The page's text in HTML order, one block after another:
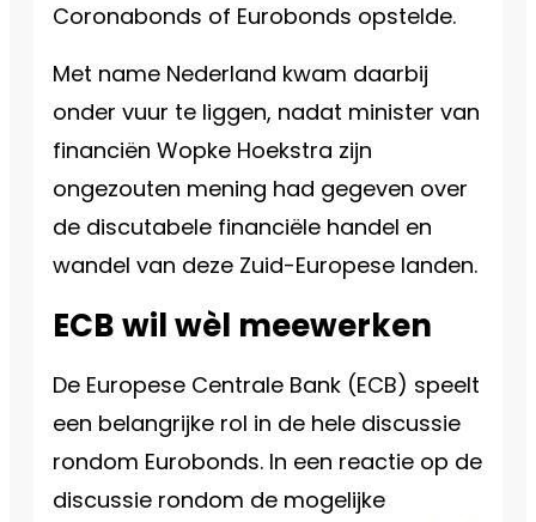
Coronabonds of Eurobonds opstelde.
Met name Nederland kwam daarbij
onder vuur te liggen, nadat minister van
financiën Wopke Hoekstra zijn
ongezouten mening had gegeven over
de discutabele financiële handel en
wandel van deze Zuid-Europese landen.
ECB wil wèl meewerken
De Europese Centrale Bank (ECB) speelt
een belangrijke rol in de hele discussie
rondom Eurobonds. In een reactie op de
discussie rondom de mogelijke